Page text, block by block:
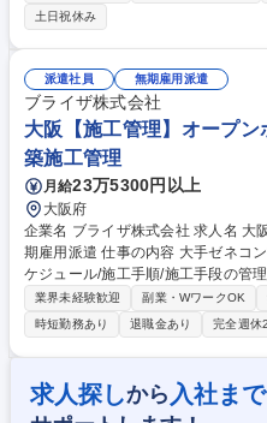
ナント入退去工事等）の計画、見積
物設備の不具合/トラブル対応 ■建
ツール…eYACHO、AutoCAD ■対
を2-3件程度ご担当いただきます 募集職種 【設備施工管理】清水建設G/年
休125日/残業10時間/所定労働時間：
土日祝休み
派遣社員 無期雇用派遣
ブライザ株式会社
大阪【施工管理】オープ
築施工管理
月給23万5300円以上
大阪府
企業名 ブライザ株式会社 求人名 大阪【施工管理】オープンポジション/無
期雇用派遣 仕事の内容 大手ゼネコン等の各プロジェクトにて工程管理(ス
ケジュール/施工手順/施工手段の管
安全管理(災害防止,公害防止等の管
成等を担当。 [案件例]○建築物:オフィスビル,商業施設,病院,マンション,教
育施設(学校/図書館),公共施設(駅舎/
ル/式場),空港,工場 ○構造物:道路,橋
工程:工程管理,安全管理,建築費用算
工計画書作成 [取引先例]竹中工務店
業界未経験歓迎 副業・WワークOK
時短勤務あり
退職金あり 完全週休
求人探しから 入社まで